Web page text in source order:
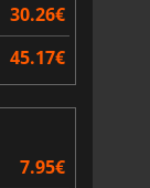
30.26€
45.17€
7.95€